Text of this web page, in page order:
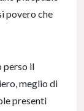
povero che
perso il
meglio di
presenti